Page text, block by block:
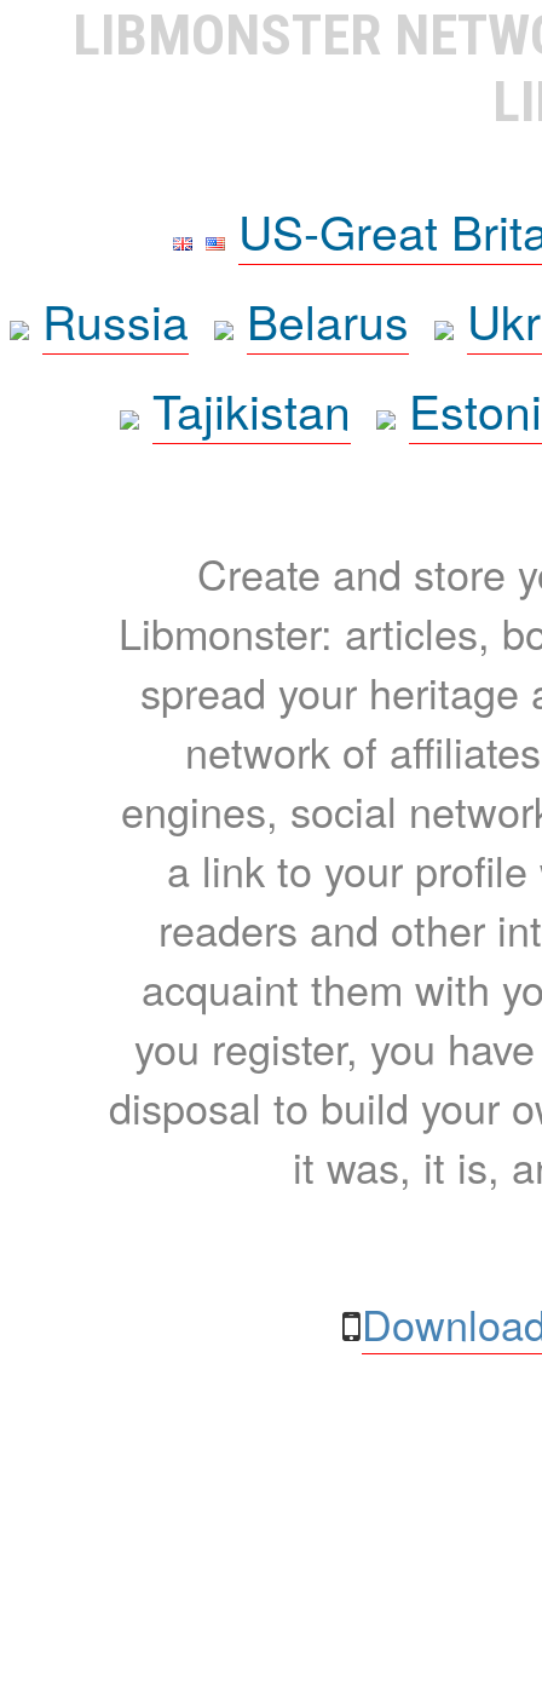
LIBMONSTER
US-Great
Russia
Belarus
Tajikistan
Create and store
Libmonster: articles,
spread your heritage
network of
engines, social
a link to your
readers and other
acquaint them with
you register, you
disposal to build your
it was, it is,